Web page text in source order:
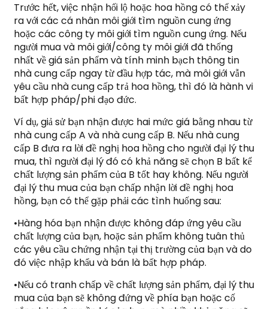
Trước hết, việc nhận hối lộ hoặc hoa hồng có thể xảy
ra với các cá nhân môi giới tìm nguồn cung ứng
hoặc các công ty môi giới tìm nguồn cung ứng. Nếu
người mua và môi giới/công ty môi giới đã thống
nhất về giá sản phẩm và tính minh bạch thông tin
nhà cung cấp ngay từ đầu hợp tác, mà môi giới vẫn
yêu cầu nhà cung cấp trả hoa hồng, thì đó là hành vi
bất hợp pháp/phi đạo đức.
Ví dụ, giả sử bạn nhận được hai mức giá bằng nhau từ
nhà cung cấp A và nhà cung cấp B. Nếu nhà cung
cấp B đưa ra lời đề nghị hoa hồng cho người đại lý thu
mua, thì người đại lý đó có khả năng sẽ chọn B bất kể
chất lượng sản phẩm của B tốt hay không. Nếu người
đại lý thu mua của bạn chấp nhận lời đề nghị hoa
hồng, bạn có thể gặp phải các tình huống sau:
•Hàng hóa bạn nhận được không đáp ứng yêu cầu
chất lượng của bạn, hoặc sản phẩm không tuân thủ
các yêu cầu chứng nhận tại thị trường của bạn và do
đó việc nhập khẩu và bán là bất hợp pháp.
•Nếu có tranh chấp về chất lượng sản phẩm, đại lý thu
mua của bạn sẽ không đứng về phía bạn hoặc cố